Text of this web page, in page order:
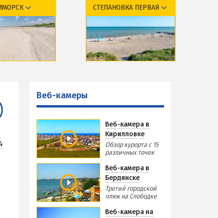
Виндсерфинг на Азовском море
Отдых на Азовском море с детьми
Поездки на море — лайфхаки
Каролино-Бугаз
Скадовск
Хорлы
СЛУЖБА БРОНИРОВАНИЯ
СТЕПАНОВКА ПЕРВАЯ
Веб-камеры
Веб-камера в
Кирилловке
Обзор курорта с 15
различных точек
Веб-камера в
Бердянске
Третий городской
пляж на Слободке
Веб-камера на